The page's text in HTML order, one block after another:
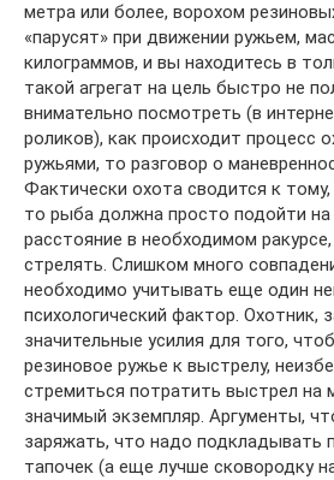
метра или более, ворохом
«парусят» при движении ружьем,
килограммов, и вы находитесь в
такой агрегат на цель быстро не
внимательно посмотреть (в
роликов), как происходит процесс
ружьями, то разговор о
Фактически охота сводится к тому,
то рыба должна просто подойти
расстояние в необходимом
стрелять. Слишком много
необходимо учитывать еще один
психологический фактор. Охотник,
значительные усилия для того,
резиновое ружье к выстрелу,
стремиться потратить выстрел на
значимый экземпляр. Аргументы,
заряжать, что надо подкладывать
тапочек (а еще лучше сковородку